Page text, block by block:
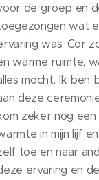
de groep en
wat
was. Cor
warme ruimte,
mocht. Ik ben
deze
zeker nog
in mijn lijf
toe en naar
ervaring en